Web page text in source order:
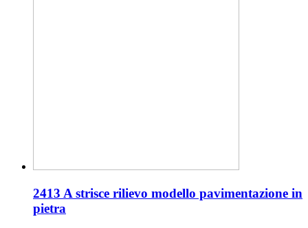
2413 A strisce rilievo modello pavimentazione in
pietra